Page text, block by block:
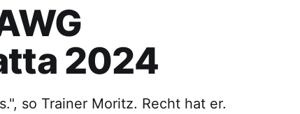
2024
so Trainer Moritz. Recht hat er.